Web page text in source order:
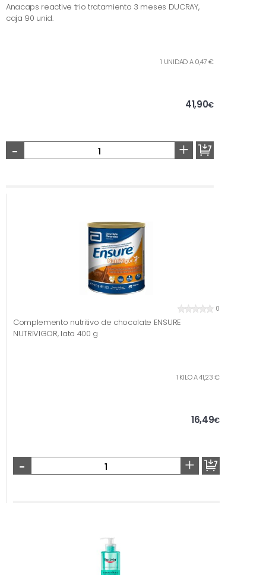
Anacaps reactive trio tratamiento 3 meses DUCRAY,
caja 90 unid.
1 UNIDAD A 0,47 €
41,90€
- +
0
Complemento nutritivo de chocolate ENSURE
NUTRIVIGOR, lata 400 g
1 KILO A 41,23 €
16,49€
- +